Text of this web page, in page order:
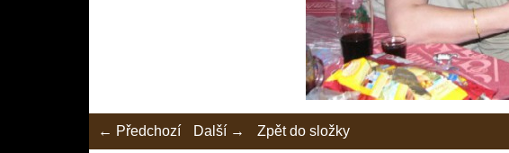
← Předchozí Další → Zpět do složky